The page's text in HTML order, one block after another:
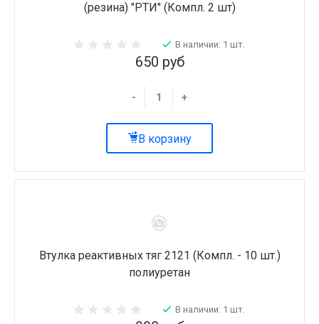
(резина) "РТИ" (Компл. 2 шт)
В наличии: 1 шт.
650 руб
- +
В корзину
Втулка реактивных тяг 2121 (Компл. - 10 шт.)
полиуретан
В наличии: 1 шт.